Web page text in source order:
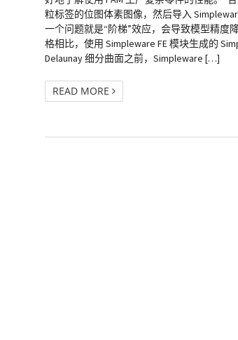
粒标签的位图体素图像，然后导入
一个问题就是“阶梯”效应，会导致模型精度
格相比，使用 Simpleware FE 模块生成的
Delaunay 细分曲面之前，Simpleware […]
READ MORE